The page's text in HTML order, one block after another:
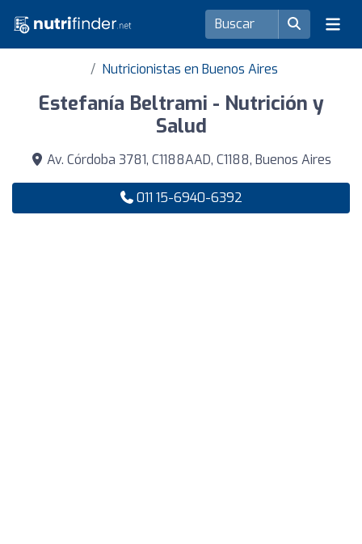
Nutricionistas en Buenos Aires
Estefanía Beltrami - Nutrición y
Salud
Av. Córdoba 3781, C1188AAD, C1188, Buenos Aires
011 15-6940-6392